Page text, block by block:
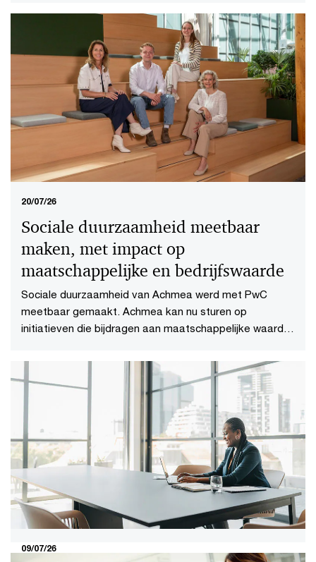
20/07/26
Sociale duurzaamheid meetbaar
maken, met impact op
maatschappelijke en bedrijfswaarde
Sociale duurzaamheid van Achmea werd met PwC
meetbaar gemaakt. Achmea kan nu sturen op
initiatieven die bijdragen aan maatschappelijke waarde
09/07/26